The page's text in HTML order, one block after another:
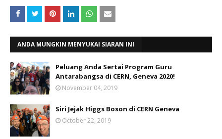
ANDA MUNGKIN MENYUKAI SIARAN INI
Peluang Anda Sertai Program Guru
Antarabangsa di CERN, Geneva 2020!
November 04, 2019
Siri Jejak Higgs Boson di CERN Geneva
October 22, 2019